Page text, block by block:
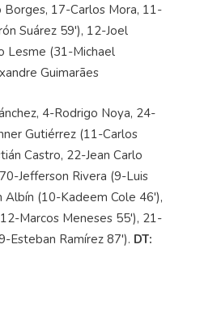
17-Carlos Mora, 11-
Suárez 59'), 12-Joel
Lesme (31-Michael
Guimarães
4-Rodrigo Noya, 24-
Gutiérrez (11-Carlos
Castro, 22-Jean Carlo
Jefferson Rivera (9-Luis
Albín (10-Kadeem Cole 46'),
Marcos Meneses 55'), 21-
Esteban Ramírez 87'). DT: